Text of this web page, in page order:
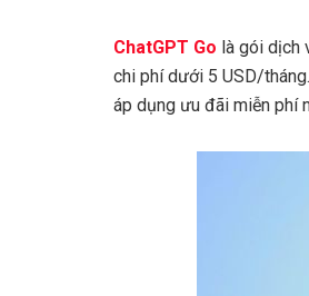
ChatGPT Go là gói dịch
chi phí dưới 5 USD/
áp dụng ưu đãi miễn phí